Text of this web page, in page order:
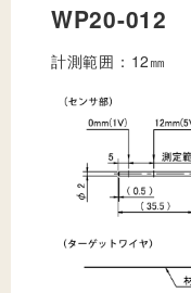
WP20-012
計測範囲：12㎜